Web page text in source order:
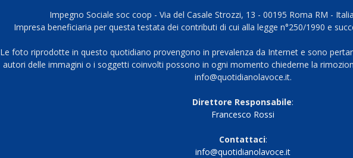
Impegno Sociale soc coop - Via del Casale Strozzi, 13 - 00195 Roma RM -
Impresa beneficiaria per questa testata dei contributi di cui alla legge n°250/1990 e
Le foto riprodotte in questo quotidiano provengono in prevalenza da Internet e sono
autori delle immagini o i soggetti coinvolti possono in ogni momento chiederne la
info@quotidianolavoce.it.
Direttore Responsabile:
Francesco Rossi
Contattaci:
info@quotidianolavoce.it